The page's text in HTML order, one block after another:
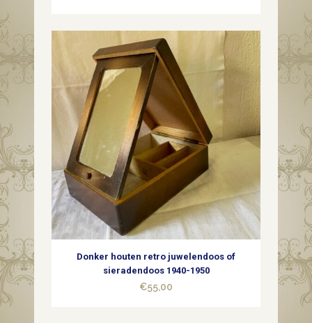
Donker houten retro juwelendoos of
sieradendoos 1940-1950
€55,00